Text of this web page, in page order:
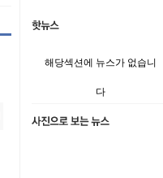
해당섹션에 뉴스가 없습니
다